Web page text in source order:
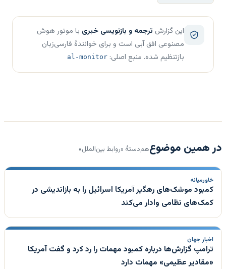
این گزارش ترجمه و بازنویسی خبری با موتور هوش
مصنوعی افق آبی است و برای خوانندهٔ فارسی‌زبان
بازتنظیم شده. منبع اصلی: al-monitor
در همین موضوعهم‌دستهٔ «روابط بین‌الملل»
خاورمیانه
کمبود موشک‌های رهگیر آمریکا اسرائیل را به بازاندیشی در
کمک‌های نظامی وادار می‌کند
اخبار جهان
ترامپ گزارش‌ها درباره کمبود مهمات را رد کرد و گفت آمریکا
«مقادیر عظیمی» مهمات دارد